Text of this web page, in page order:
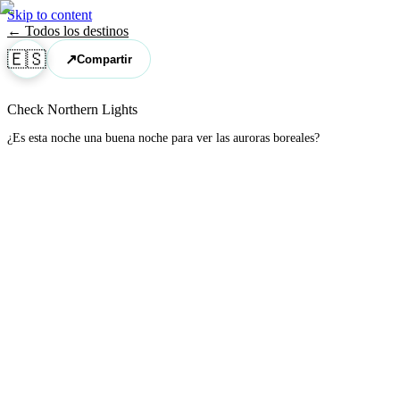
Skip to content
← Todos los destinos
🇪🇸 ↗Compartir
Check Northern Lights
¿Es esta noche una buena noche para ver las auroras boreales?